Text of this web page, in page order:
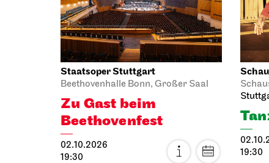
Staatsoper Stuttgart
Beethovenhalle Bonn, Großer Saal
Zu Gast beim
Beethovenfest
02.10.2026
19:30
19:30